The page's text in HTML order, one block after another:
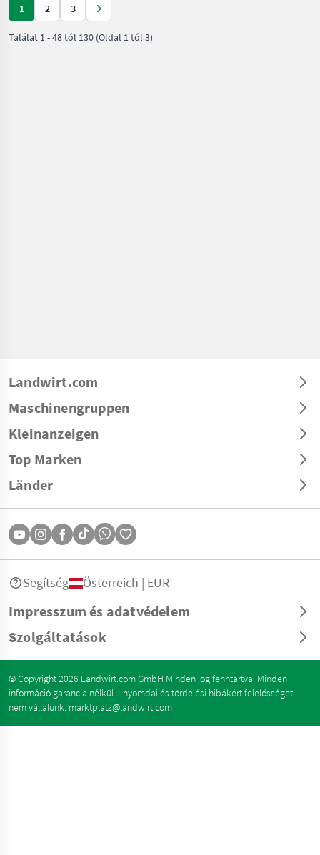
1 2 3
Találat 1-48tól 130 (Oldal 1 tól 3)
Landwirt.com
Maschinengruppen
Kleinanzeigen
Top Marken
Länder
Impresszum és adatvédelem
Szolgáltatások
Segítség Österreich | EUR
© Copyright 2026 Landwirt.com GmbH Minden jog fenntartva. Minden
információ garancia nélkül – nyomdai és tördelési hibákért felelősséget
nem vállalunk. marktplatz@landwirt.com